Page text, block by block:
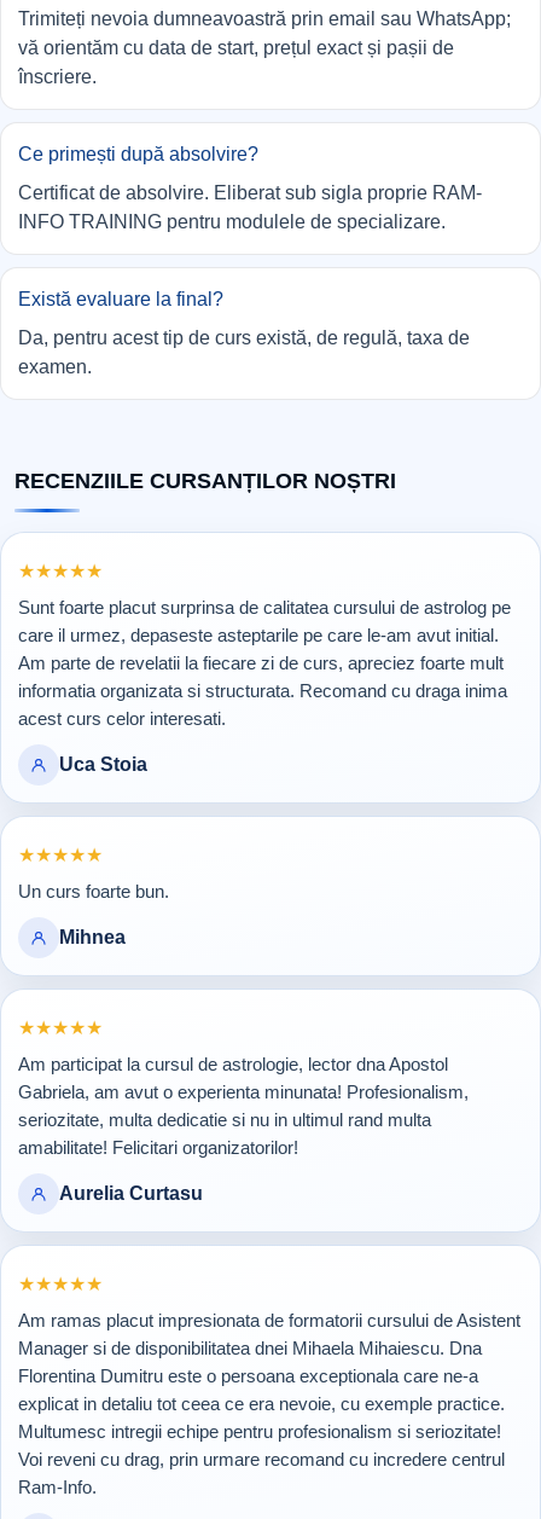
Trimiteți nevoia dumneavoastră prin email sau WhatsApp;
vă orientăm cu data de start, prețul exact și pașii de
înscriere.
Ce primești după absolvire?
Certificat de absolvire. Eliberat sub sigla proprie RAM-
INFO TRAINING pentru modulele de specializare.
Există evaluare la final?
Da, pentru acest tip de curs există, de regulă, taxa de
examen.
RECENZIILE CURSANȚILOR NOȘTRI
Rating 5 din 5
★★★★★
Sunt foarte placut surprinsa de calitatea cursului de astrolog pe
care il urmez, depaseste asteptarile pe care le-am avut initial.
Am parte de revelatii la fiecare zi de curs, apreciez foarte mult
informatia organizata si structurata. Recomand cu draga inima
acest curs celor interesati.
Uca Stoia
Rating 5 din 5
★★★★★
Un curs foarte bun.
Mihnea
Rating 5 din 5
★★★★★
Am participat la cursul de astrologie, lector dna Apostol
Gabriela, am avut o experienta minunata! Profesionalism,
seriozitate, multa dedicatie si nu in ultimul rand multa
amabilitate! Felicitari organizatorilor!
Aurelia Curtasu
Rating 5 din 5
★★★★★
Am ramas placut impresionata de formatorii cursului de Asistent
Manager si de disponibilitatea dnei Mihaela Mihaiescu. Dna
Florentina Dumitru este o persoana exceptionala care ne-a
explicat in detaliu tot ceea ce era nevoie, cu exemple practice.
Multumesc intregii echipe pentru profesionalism si seriozitate!
Voi reveni cu drag, prin urmare recomand cu incredere centrul
Ram-Info.